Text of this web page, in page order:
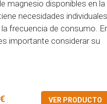
magnesio disponibles en la
necesidades
frecuencia de consumo.
importante considerar su
VER PRODUCTO